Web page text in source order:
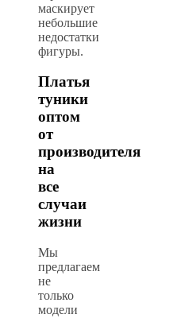
маскирует
небольшие
недостатки
фигуры.
Платья
туники
оптом
от
производителя
на
все
случаи
жизни
Мы
предлагаем
не
только
модели